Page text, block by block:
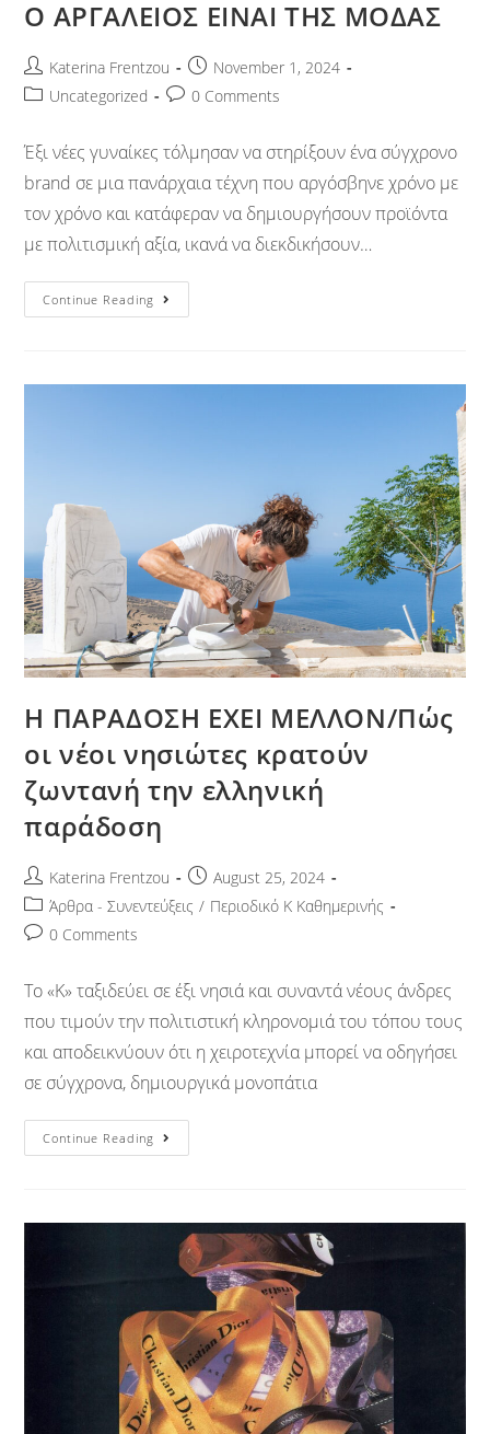
O ΑΡΓΑΛΕΙΟΣ ΕΙΝΑΙ ΤΗΣ ΜΟΔΑΣ
Katerina Frentzou
November 1, 2024
Uncategorized
0 Comments
Έξι νέες γυναίκες τόλμησαν να στηρίξουν ένα σύγχρονο
brand σε μια πανάρχαια τέχνη που αργόσβηνε χρόνο με
τον χρόνο και κατάφεραν να δημιουργήσουν προϊόντα
με πολιτισμική αξία, ικανά να διεκδικήσουν…
Continue Reading
Η ΠΑΡΑΔΟΣΗ ΕΧΕΙ ΜΕΛΛΟΝ/Πώς
οι νέοι νησιώτες κρατούν
ζωντανή την ελληνική
παράδοση
Katerina Frentzou
August 25, 2024
Άρθρα - Συνεντεύξεις / Περιοδικό Κ Καθημερινής
0 Comments
Το «Κ» ταξιδεύει σε έξι νησιά και συναντά νέους άνδρες
που τιμούν την πολιτιστική κληρονομιά του τόπου τους
και αποδεικνύουν ότι η χειροτεχνία μπορεί να οδηγήσει
σε σύγχρονα, δημιουργικά μονοπάτια
Continue Reading